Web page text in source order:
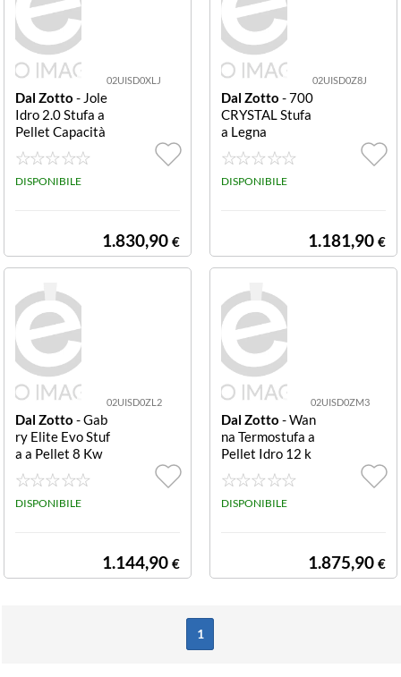
02UISD0XLJ
Dal Zotto - Jole
Idro 2.0 Stufa a
Pellet Capacità
serbatoio 26 Kg
Volume 407 m³ c
on Cronote Jole
serbatoio 26 Kg
Volume 407 m³ c
on Cronotermos
(001275405)
DISPONIBILE
1.830,90 €
02UISD0Z8J
Dal Zotto - 700
CRYSTAL Stufa
a Legna
DISPONIBILE
1.181,90 €
02UISD0ZL2
Dal Zotto - Gab
ry Elite Evo Stuf
a a Pellet 8 Kw
Avorio (001281
254)
DISPONIBILE
1.144,90 €
02UISD0ZM3
Dal Zotto - Wan
na Termostufa a
Pellet Idro 12 k
W 20 Kg 344 m
3 Avorio
DISPONIBILE
1.875,90 €
1